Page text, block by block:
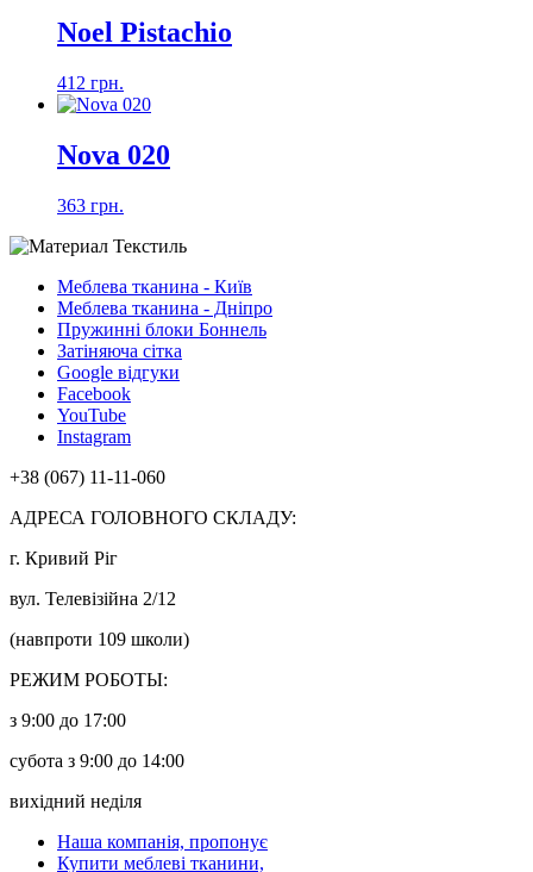
Noel Pistachio
412 грн.
Nova 020
363 грн.
Меблева тканина - Київ
Меблева тканина - Дніпро
Пружинні блоки Боннель
Затіняюча сітка
Google відгуки
Facebook
YouTube
Instagram
+38 (067) 11-11-060
АДРЕСА ГОЛОВНОГО СКЛАДУ:
г. Кривий Ріг
вул. Телевізійна 2/12
(навпроти 109 школи)
РЕЖИМ РОБОТЫ:
з 9:00 до 17:00
субота з 9:00 до 14:00
вихідний неділя
Наша компанія, пропонує
Купити меблеві тканини,